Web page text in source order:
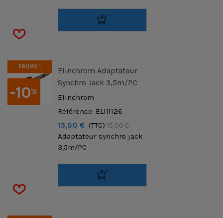
-10%
PROMO !
Elinchrom Adaptateur
Synchro Jack 3,5m/PC
Elinchrom
Référence: ELI11126
13,50 € (TTC) 15,00 €
Adaptateur synchro jack
3,5m/PC